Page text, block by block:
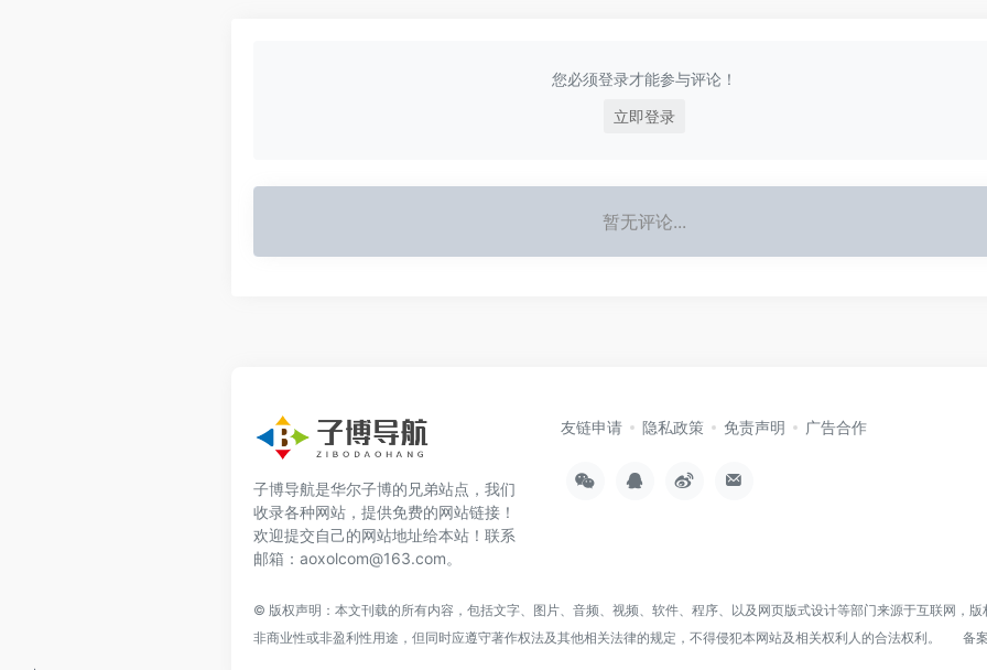
您必须登录才能参与评论！
立即登录
暂无评论...
子博导航是华尔子博的兄弟站点，我们
收录各种网站，提供免费的网站链接！
欢迎提交自己的网站地址给本站！联系
邮箱：aoxolcom@163.com。
友链申请 隐私政策 免责声明 广告合作
© 版权声明：本文刊载的所有内容，包括文字、图片、音频、视频、软件、程序、以及网页版式设计等部门来源于互联网，
非商业性或非盈利性用途，但同时应遵守著作权法及其他相关法律的规定，不得侵犯本网站及相关权利人的合法权利。
备